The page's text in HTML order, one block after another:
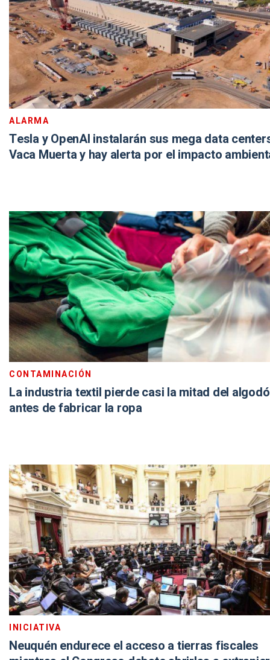
ALARMA
Tesla y OpenAI instalarán sus mega data
Vaca Muerta y hay alerta por el impacto
CONTAMINACIÓN
La industria textil pierde casi la mitad del
antes de fabricar la ropa
INICIATIVA
Neuquén endurece el acceso a tierras fiscales